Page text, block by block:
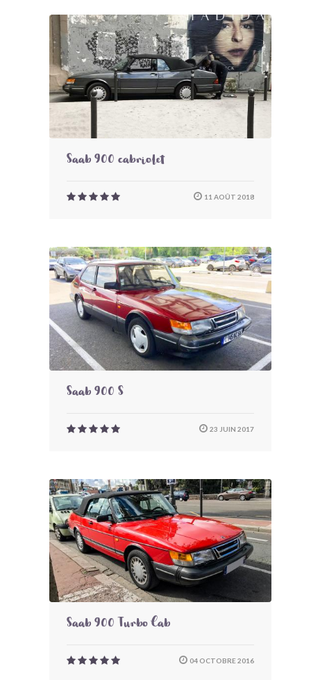
Saab 900 cabriolet
11 AOÛT 2018
Saab 900 S
23 JUIN 2017
Saab 900 Turbo Cab
04 OCTOBRE 2016